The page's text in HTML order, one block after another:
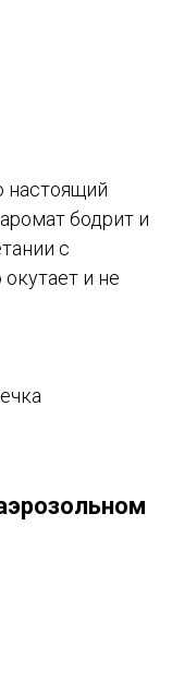
настоящий
бодрит и
с
и не